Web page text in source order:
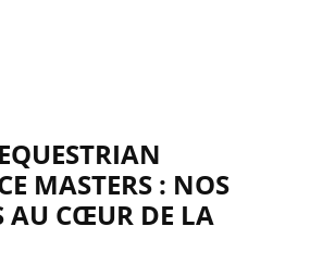
MASTERS : NOS
AU CŒUR DE LA